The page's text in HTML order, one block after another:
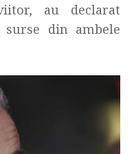
au declarat
surse din ambele